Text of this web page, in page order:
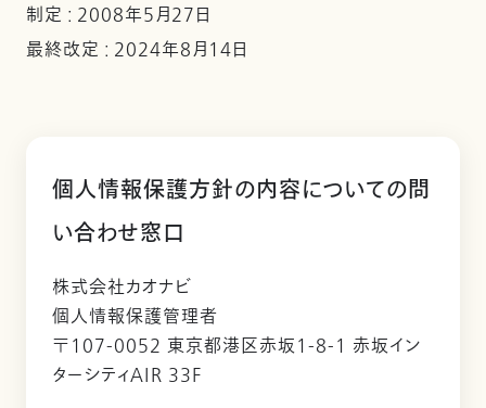
制定 : 2008年5月27日
最終改定 : 2024年8月14日
個人情報保護方針の内容についての問
い合わせ窓口
株式会社カオナビ
個人情報保護管理者
〒107-0052 東京都港区赤坂1-8-1 赤坂イン
ターシティAIR 33F